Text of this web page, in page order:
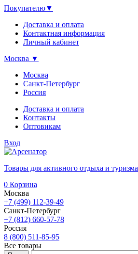
Покупателю▼
Доставка и оплата
Контактная информация
Личный кабинет
Москва ▼
Москва
Санкт-Петербург
Россия
Доставка и оплата
Контакты
Оптовикам
Вход
Товары для активного отдыха и туризма
0 Корзина
Москва
+7 (499) 112-39-49
Санкт-Петербург
+7 (812) 660-57-78
Россия
8 (800) 511-85-95
Все товары